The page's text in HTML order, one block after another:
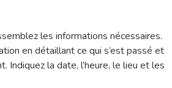
les informations nécessaires.
en détaillant ce qui s’est passé et
Indiquez la date, l’heure, le lieu et les